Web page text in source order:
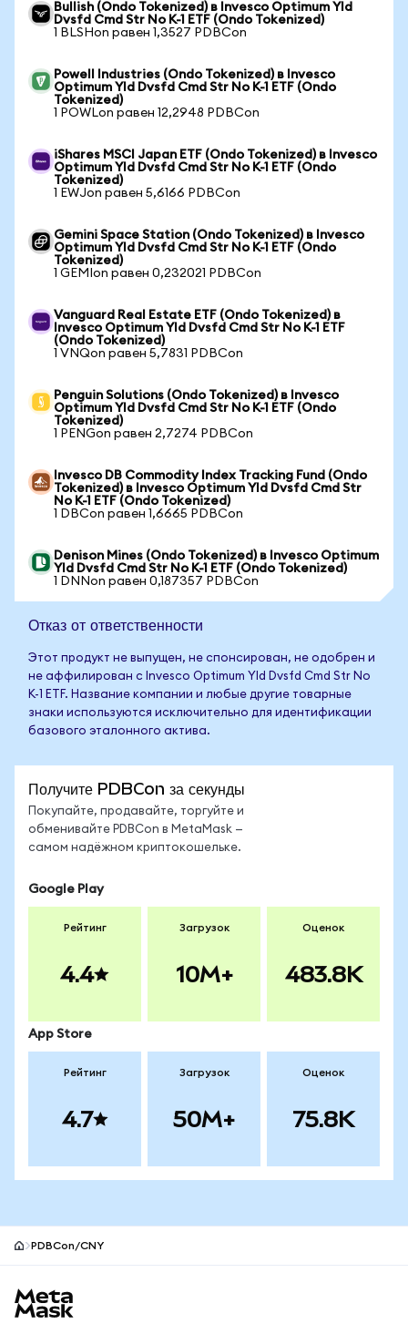
Bullish (Ondo Tokenized) в Invesco Optimum Yld
Dvsfd Cmd Str No K-1 ETF (Ondo Tokenized)
1 BLSHon равен 1,3527 PDBCon
Powell Industries (Ondo Tokenized) в Invesco
Optimum Yld Dvsfd Cmd Str No K-1 ETF (Ondo
Tokenized)
1 POWLon равен 12,2948 PDBCon
iShares MSCI Japan ETF (Ondo Tokenized) в Invesco
Optimum Yld Dvsfd Cmd Str No K-1 ETF (Ondo
Tokenized)
1 EWJon равен 5,6166 PDBCon
Gemini Space Station (Ondo Tokenized) в Invesco
Optimum Yld Dvsfd Cmd Str No K-1 ETF (Ondo
Tokenized)
1 GEMIon равен 0,232021 PDBCon
Vanguard Real Estate ETF (Ondo Tokenized) в
Invesco Optimum Yld Dvsfd Cmd Str No K-1 ETF
(Ondo Tokenized)
1 VNQon равен 5,7831 PDBCon
Penguin Solutions (Ondo Tokenized) в Invesco
Optimum Yld Dvsfd Cmd Str No K-1 ETF (Ondo
Tokenized)
1 PENGon равен 2,7274 PDBCon
Invesco DB Commodity Index Tracking Fund (Ondo
Tokenized) в Invesco Optimum Yld Dvsfd Cmd Str
No K-1 ETF (Ondo Tokenized)
1 DBCon равен 1,6665 PDBCon
Denison Mines (Ondo Tokenized) в Invesco Optimum
Yld Dvsfd Cmd Str No K-1 ETF (Ondo Tokenized)
1 DNNon равен 0,187357 PDBCon
Отказ от ответственности
Этот продукт не выпущен, не спонсирован, не одобрен и
не аффилирован с Invesco Optimum Yld Dvsfd Cmd Str No
K-1 ETF. Название компании и любые другие товарные
знаки используются исключительно для идентификации
базового эталонного актива.
Получите PDBCon за секунды
Покупайте, продавайте, торгуйте и
обменивайте PDBCon в MetaMask —
самом надёжном криптокошельке.
Google Play
Рейтинг
4.4
Загрузок
10M+
Оценок
483.8K
App Store
Рейтинг
4.7
Загрузок
50M+
Оценок
75.8K
PDBCon/CNY